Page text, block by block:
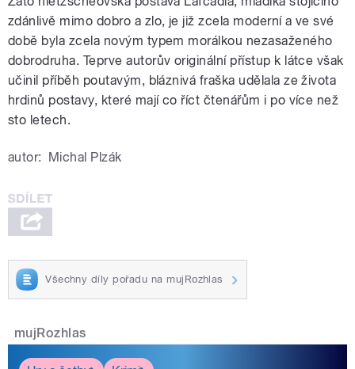
zdánlivě mimo dobro a zlo, je již zcela moderní a ve své
době byla zcela novým typem morálkou nezasaženého
dobrodruha. Teprve autorův originální přístup k látce však
učinil příběh poutavým, bláznivá fraška udělala ze života
hrdinů postavy, které mají co říct čtenářům i po více než
sto letech.
autor: Michal Plzák
Všechny díly pořadu na mujRozhlas
mujRozhlas